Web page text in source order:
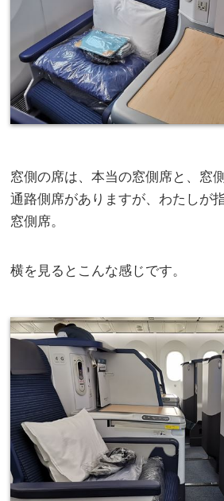
窓側の席は、本当の窓側席と、窓
通路側席がありますが、わたしが
窓側席。
横を見るとこんな感じです。